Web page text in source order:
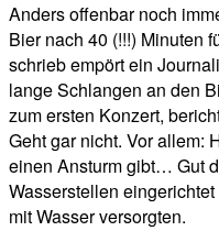
Anders offenbar noch
Bier nach 40 (!!!) Minuten
schrieb empört ein
lange Schlangen an den
zum ersten Konzert,
Geht gar nicht. Vor allem:
einen Ansturm gibt… Gut
Wasserstellen
mit Wasser versorgten.